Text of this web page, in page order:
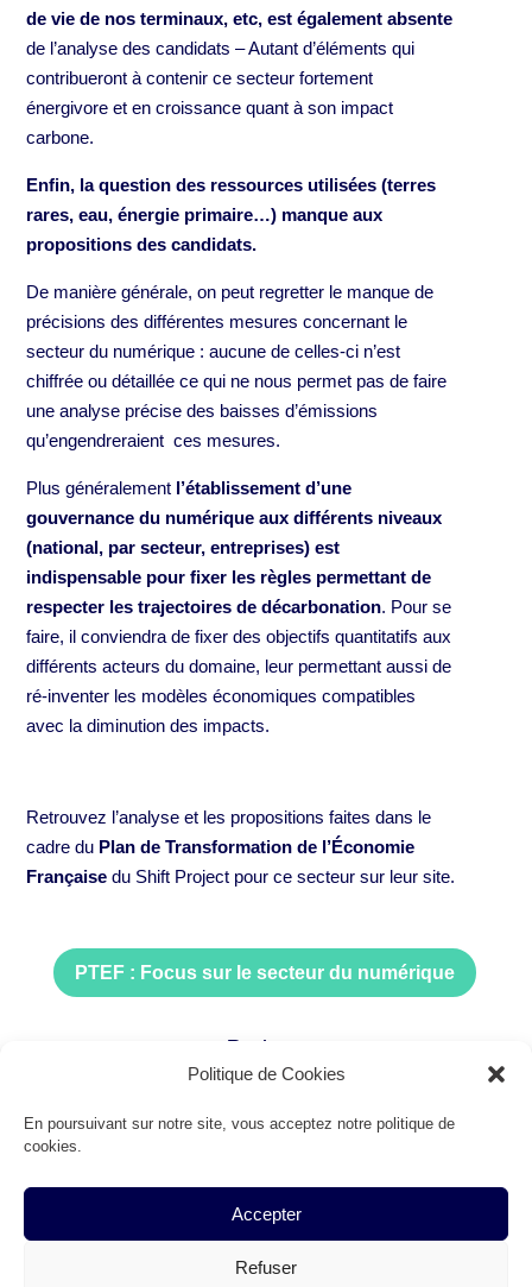
Politique de Cookies
En poursuivant sur notre site, vous acceptez notre politique de
cookies.
Accepter
Refuser
de vie de nos terminaux, etc, est également absente
de l’analyse des candidats – Autant d’éléments qui
contribueront à contenir ce secteur fortement
énergivore et en croissance quant à son impact
carbone.
Enfin, la question des ressources utilisées (terres
rares, eau, énergie primaire…) manque aux
propositions des candidats.
De manière générale, on peut regretter le manque de
précisions des différentes mesures concernant le
secteur du numérique : aucune de celles-ci n’est
chiffrée ou détaillée ce qui ne nous permet pas de faire
une analyse précise des baisses d’émissions
qu’engendreraient ces mesures.
Plus généralement l’établissement d’une
gouvernance du numérique aux différents niveaux
(national, par secteur, entreprises) est
indispensable pour fixer les règles permettant de
respecter les trajectoires de décarbonation. Pour se
faire, il conviendra de fixer des objectifs quantitatifs aux
différents acteurs du domaine, leur permettant aussi de
ré-inventer les modèles économiques compatibles
avec la diminution des impacts.
Retrouvez l’analyse et les propositions faites dans le
cadre du Plan de Transformation de l’Économie
Française du Shift Project pour ce secteur sur leur site.
PTEF : Focus sur le secteur du numérique
Partage
Développé avec ❤ par les bénévoles des